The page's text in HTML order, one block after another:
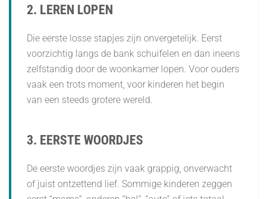
2. LEREN LOPEN
Die eerste losse stapjes zijn onvergetelijk. Eerst
voorzichtig langs de bank schuifelen en dan ineens
zelfstandig door de woonkamer lopen. Voor ouders
vaak een trots moment, voor kinderen het begin
van een steeds grotere wereld.
3. EERSTE WOORDJES
De eerste woordjes zijn vaak grappig, onverwacht
of juist ontzettend lief. Sommige kinderen zeggen